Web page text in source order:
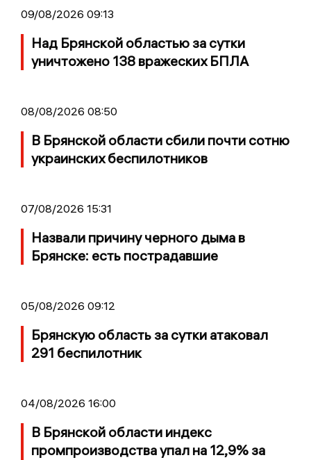
09/08/2026 09:13
Над Брянской областью за сутки
уничтожено 138 вражеских БПЛА
08/08/2026 08:50
В Брянской области сбили почти сотню
украинских беспилотников
07/08/2026 15:31
Назвали причину черного дыма в
Брянске: есть пострадавшие
05/08/2026 09:12
Брянскую область за сутки атаковал
291 беспилотник
04/08/2026 16:00
В Брянской области индекс
промпроизводства упал на 12,9% за